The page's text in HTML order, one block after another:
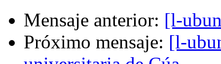
Mensaje anterior: [l-
Próximo mensaje: [l-